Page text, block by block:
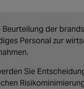
Beurteilung der
Personal zur
Sie